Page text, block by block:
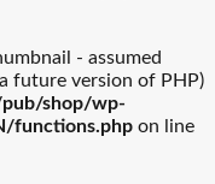
- assumed
future version of PHP)
shop/wp-
functions.php on line